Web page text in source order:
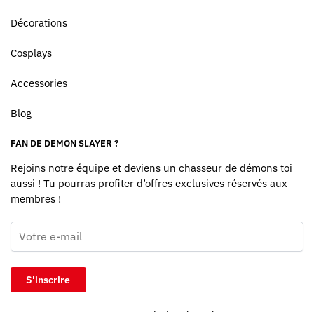
Décorations
Cosplays
Accessories
Blog
FAN DE DEMON SLAYER ?
Rejoins notre équipe et deviens un chasseur de démons toi
aussi ! Tu pourras profiter d’offres exclusives réservés aux
membres !